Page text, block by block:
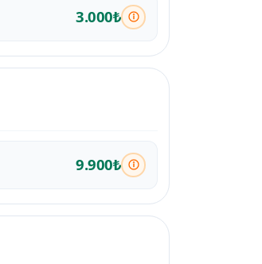
3.000₺
9.900₺